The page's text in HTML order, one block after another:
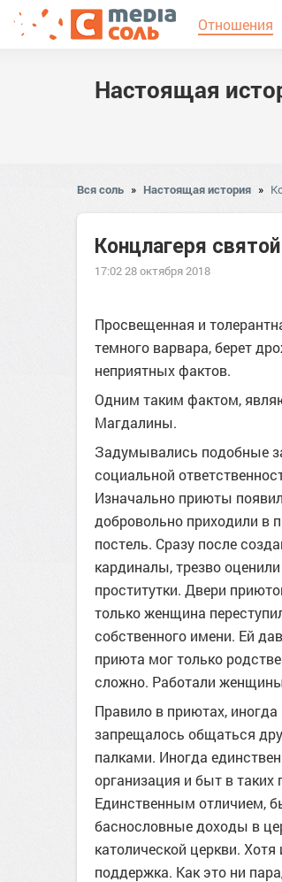
Отношения
Настоящая
Вся соль » Настоящая история »
Концлагеря
17:02 28 октября 2018
Просвещенная и
темного варвара, берет
неприятных фактов.
Одним таким фактом,
Магдалины.
Задумывались подобные
социальной
Изначально приюты
добровольно приходили в
постель. Сразу после
кардиналы, трезво
проститутки. Двери
только женщина
собственного имени. Ей
приюта мог только
сложно. Работали женщины
Правило в приютах,
запрещалось общаться
палками. Иногда
организация и быт в
Единственным отличием,
баснословные доходы в
католической церкви.
поддержка. Как это ни